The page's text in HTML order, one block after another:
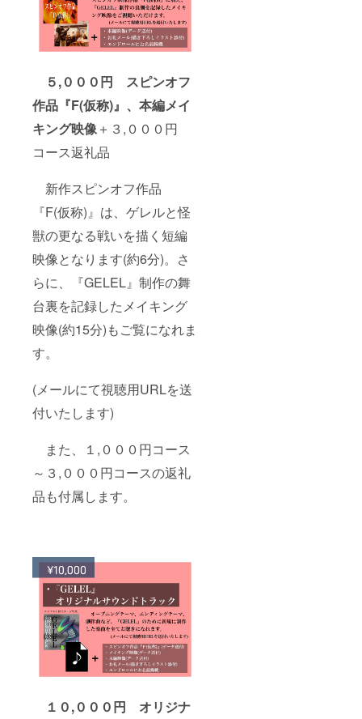
５,０００円 スピンオフ
作品『F(仮称)』、本編メイ
キング映像＋３,０００円
コース返礼品
新作スピンオフ作品
『F(仮称)』は、ゲレルと怪
獣の更なる戦いを描く短編
映像となります(約6分)。さ
らに、『GELEL』制作の舞
台裏を記録したメイキング
映像(約15分)もご覧になれま
す。
(メールにて視聴用URLを送
付いたします)
また、１,０００円コース
～３,０００円コースの返礼
品も付属します。
１０,０００円 オリジナ